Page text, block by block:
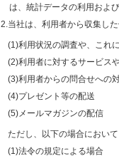
は、統計データの利用およ
2.当社は、利用者から収集し
(1)利用状況の調査や、これ
(2)利用者に対するサービス
(3)利用者からの問合せへの
(4)プレゼント等の配送
(5)メールマガジンの配信
ただし、以下の場合におい
(1)法令の規定による場合